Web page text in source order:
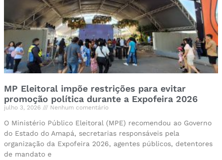
MP Eleitoral impõe restrições para evitar
promoção política durante a Expofeira 2026
julho 3, 2026 Nenhum comentário
O Ministério Público Eleitoral (MPE) recomendou ao Governo
do Estado do Amapá, secretarias responsáveis pela
organização da Expofeira 2026, agentes públicos, detentores
de mandato e